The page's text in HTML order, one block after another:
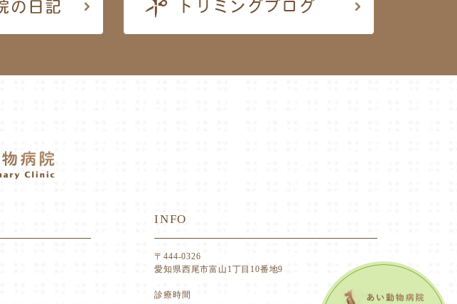
INFO
〒444-0326
愛知県西尾市富山1丁目10番地9
診療時間